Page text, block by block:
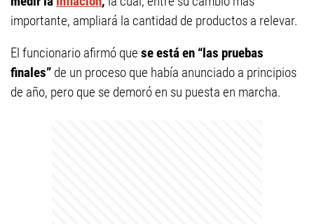
importante, ampliará la cantidad de productos a relevar.
El funcionario afirmó que se está en “las pruebas
finales” de un proceso que había anunciado a principios
de año, pero que se demoró en su puesta en marcha.